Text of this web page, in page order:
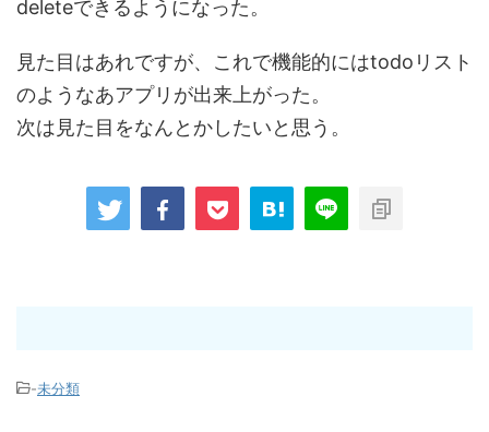
deleteできるようになった。
見た目はあれですが、これで機能的にはtodoリスト
のようなあアプリが出来上がった。
次は見た目をなんとかしたいと思う。
-未分類